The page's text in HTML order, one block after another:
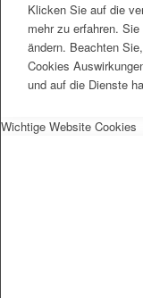
Klicken Sie auf die
mehr zu erfahren.
ändern. Beachten
Cookies
und auf die Dienste
Wichtige Website Cookies